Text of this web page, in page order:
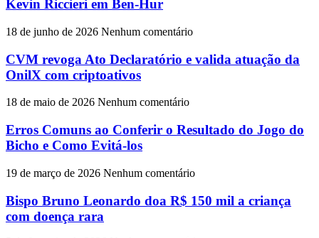
Kevin Riccieri em Ben-Hur
18 de junho de 2026 Nenhum comentário
CVM revoga Ato Declaratório e valida atuação da
OnilX com criptoativos
18 de maio de 2026 Nenhum comentário
Erros Comuns ao Conferir o Resultado do Jogo do
Bicho e Como Evitá-los
19 de março de 2026 Nenhum comentário
Bispo Bruno Leonardo doa R$ 150 mil a criança
com doença rara